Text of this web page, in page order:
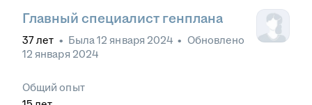
Главный специалист генплана
37лет • Была12 января 2024 • Обновлено
12 января 2024
Общий опыт